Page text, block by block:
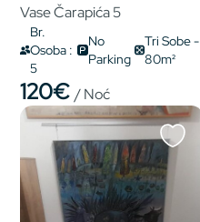
Vase Čarapića 5
Br.
Osoba :
5
No
Parking
Tri Sobe -
80m²
120€/ Noć